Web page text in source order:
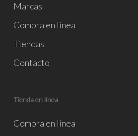
Marcas
Compra en línea
Tiendas
Contacto
Tienda en línea
Compra en línea